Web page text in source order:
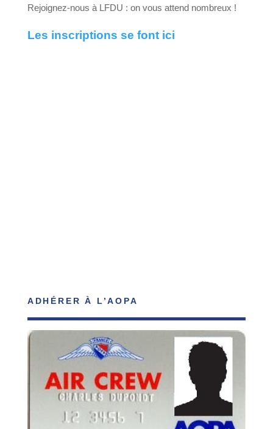
Rejoignez-nous à LFDU : on vous attend nombreux !
Les inscriptions se font ici
ADHÉRER À L’AOPA